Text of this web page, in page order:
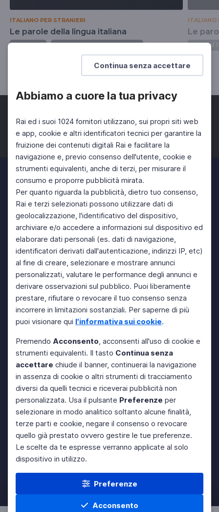
Continua senza accettare
Abbiamo a cuore la tua privacy
Rai ed i suoi 1024 fornitori utilizzano, sui propri siti web
e app, cookie e altri identificatori tecnici per garantire la
fruizione dei contenuti digitali Rai e facilitare la
navigazione e, previo consenso dell'utente, cookie e
strumenti equivalenti, anche di terzi, per misurare il
consumo e proporre pubblicità mirata.
Per quanto riguarda la pubblicità, dietro tuo consenso,
Rai e terzi selezionati possono utilizzare dati di
geolocalizzazione, l'identificativo del dispositivo,
archiviare e/o accedere a informazioni sul dispositivo ed
elaborare dati personali (es. dati di navigazione,
identificatori derivati dall'autenticazione, indirizzi IP, etc)
al fine di creare, selezionare e mostrare annunci
personalizzati, valutare le performance degli annunci e
derivare osservazioni sul pubblico. Puoi liberamente
prestare, rifiutare o revocare il tuo consenso senza
incorrere in limitazioni sostanziali. Per saperne di più
puoi visionare qui l'informativa sui cookie.
Premendo Acconsento, acconsenti all'uso di cookie e
strumenti equivalenti. Il tasto Continua senza
accettare chiude il banner, continuerai la navigazione
in assenza di cookie o altri strumenti di tracciamento
diversi da quelli tecnici e riceverai pubblicità non
personalizzata. Usa il pulsante Preferenze per
selezionare in modo analitico soltanto alcune finalità,
terze parti e cookie, negare il consenso o revocare
quello già prestato ovvero gestire le tue preferenze.
Le scelte da te espresse verranno applicate al solo
dispositivo in utilizzo.
Preferenze
Acconsento
ITALIANO PER STRANIERI
Le parole della lingua italiana
DOCENTI ISTRUZIONE DEGLI ADULTI
ITALIANO
Le
Facebook Twitter Instagram